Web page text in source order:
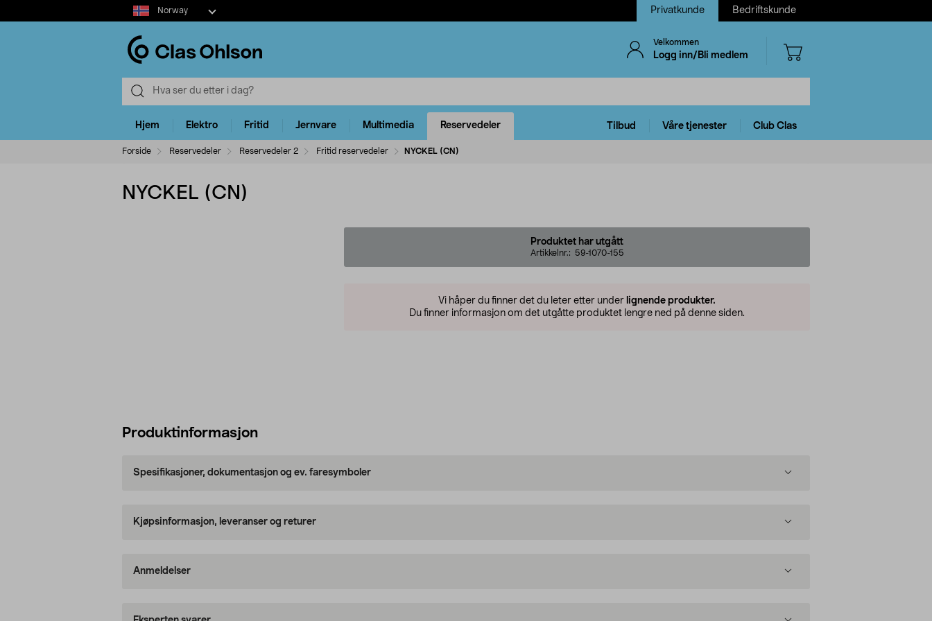
Select
market
Norway Privatkunde Bedriftskunde
Velkommen
Logg inn/Bli medlem
Hjem Elektro Fritid Jernvare Multimedia Reservedeler Tilbud Våre tjenester Club Clas
Forside Reservedeler Reservedeler 2 Fritid reservedeler NYCKEL (CN)
NYCKEL (CN)
Produktet har utgått
Artikkelnr.: 59-1070-155
Vi håper du finner det du leter etter under lignende produkter.
Du finner informasjon om det utgåtte produktet lengre ned på denne siden.
Produktinformasjon
Spesifikasjoner, dokumentasjon og ev. faresymboler
Kjøpsinformasjon, leveranser og returer
Anmeldelser